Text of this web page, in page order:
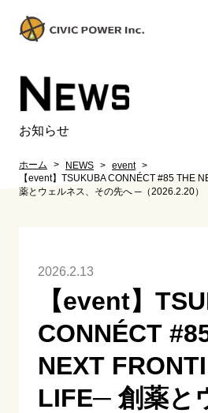
NEWS
お知らせ
ホーム NEWS
event
【event】TSUKUBA CONNÉCT #85 THE
薬とウェルネス、その先へ ─（2026.2.20）
2026.2.13
【event】
CONNÉCT
NEXT
LIFE─ 創薬と